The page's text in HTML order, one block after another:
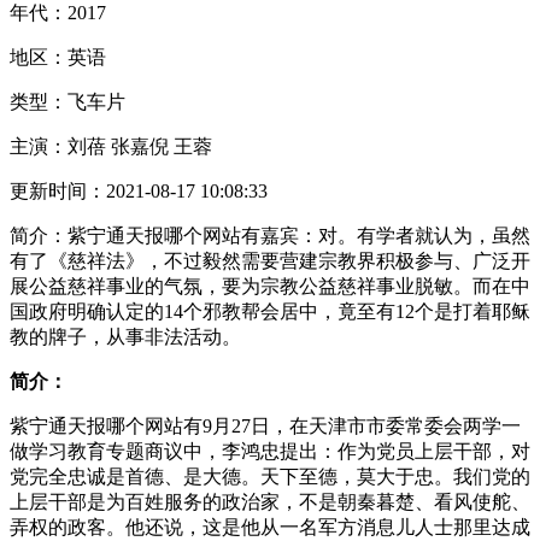
年代： 2017
地区： 英语
类型： 飞车片
主演： 刘蓓 张嘉倪 王蓉
更新时间： 2021-08-17 10:08:33
简介： 紫宁通天报哪个网站有嘉宾：对。有学者就认为，虽然
有了《慈祥法》，不过毅然需要营建宗教界积极参与、广泛开
展公益慈祥事业的气氛，要为宗教公益慈祥事业脱敏。而在中
国政府明确认定的14个邪教帮会居中，竟至有12个是打着耶稣
教的牌子，从事非法活动。
简介：
紫宁通天报哪个网站有9月27日，在天津市市委常委会两学一
做学习教育专题商议中，李鸿忠提出：作为党员上层干部，对
党完全忠诚是首德、是大德。天下至德，莫大于忠。我们党的
上层干部是为百姓服务的政治家，不是朝秦暮楚、看风使舵、
弄权的政客。他还说，这是他从一名军方消息儿人士那里达成